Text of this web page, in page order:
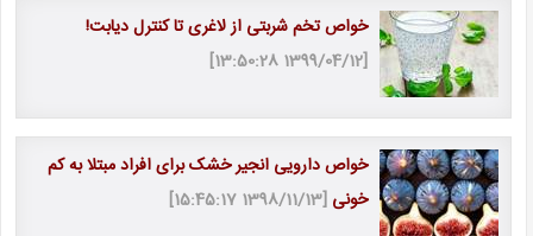
خواص تخم شربتی از لاغری تا کنترل دیابت!
[1399/04/12 13:50:28]
خواص دارویی انجیر خشک برای افراد مبتلا به کم
خونی [1398/11/13 15:45:17]